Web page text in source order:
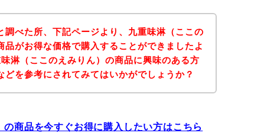
調べた所、下記ページより、九重味淋（ここの
品がお得な価格で購入することができましたよ
淋（ここのえみりん）の商品に興味のある方
どを参考にされてみてはいかがでしょうか？
商品を今すぐお得に購入したい方はこちら